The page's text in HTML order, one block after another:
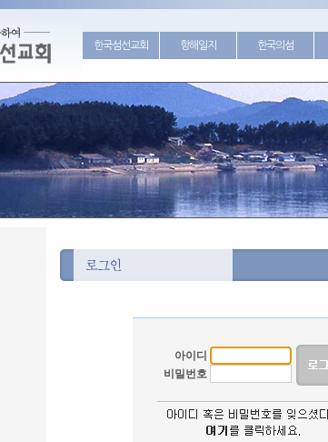
한국섬선교회 항해일지 한국의섬
아이디
비밀번호